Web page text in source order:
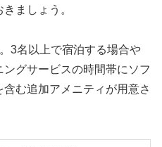
ましょう。
3名以上で宿泊する場合や
グサービスの時間帯にソフ
む追加アメニティが用意さ